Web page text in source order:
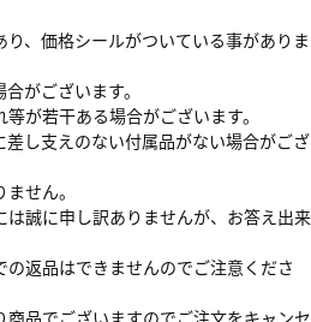
り、価格シールがついている事がありま
がございます。
が若干ある場合がございます。
差し支えのない付属品がない場合がござ
せん。
は誠に申し訳ありませんが、お答え出来
の返品はできませんのでご注意くださ
商品でございますのでご注文をキャンセ